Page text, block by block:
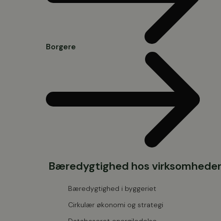
Borgere
Bæredygtighed hos virksomheder
Bæredygtighed i byggeriet
Cirkulær økonomi og strategi